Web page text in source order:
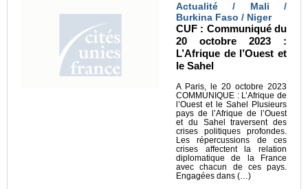
Actualité / Mali /
Burkina Faso / Niger
CUF : Communiqué du
20 octobre 2023 :
L’Afrique de l’Ouest et
le Sahel
A Paris, le 20 octobre 2023
COMMUNIQUE : L’Afrique de
l’Ouest et le Sahel Plusieurs
pays de l’Afrique de l’Ouest
et du Sahel traversent des
crises politiques profondes.
Les répercussions de ces
crises affectent la relation
diplomatique de la France
avec chacun de ces pays.
Engagées dans (…)